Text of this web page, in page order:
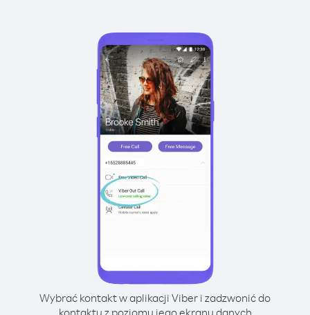
Wybrać kontakt w aplikacji Viber i zadzwonić do
kontaktu z poziomu jego ekranu danych